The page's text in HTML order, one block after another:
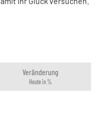
Veränderung
Heute in %